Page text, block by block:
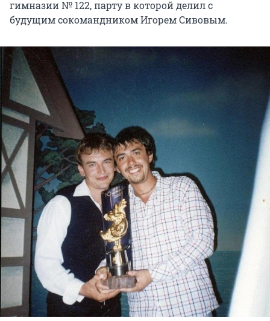
гимназии № 122, парту в которой делил с
будущим сокомандником Игорем Сивовым.